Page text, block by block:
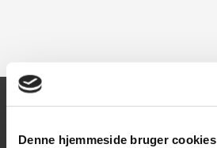
Denne hjemmeside bruger cookies
Kontakt